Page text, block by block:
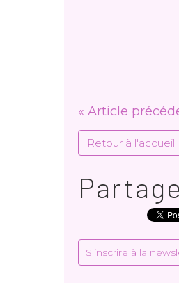
« Article
Retour à l'accueil
S'inscrire à la